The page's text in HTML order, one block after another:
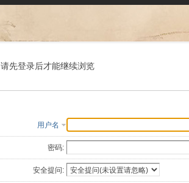
请先登录后才能继续浏览
用户名
密码:
安全提问: